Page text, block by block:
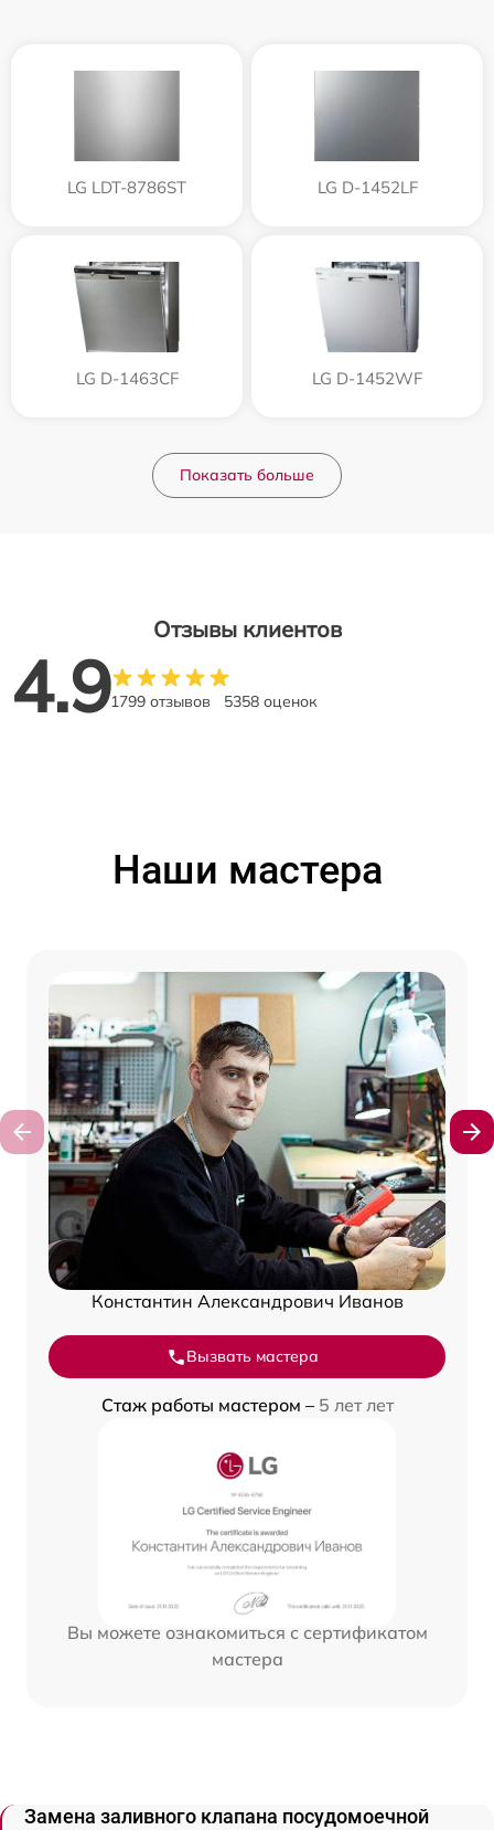
LG LDT-8786ST LG D-1452LF
LG D-1463CF LG D-1452WF
Показать больше
Отзывы клиентов
4.91799 отзывов 5358 оценок
Наши мастера
Константин Александрович Иванов
Вызвать мастера
Стаж работы мастером – 5 лет лет
Вы можете ознакомиться с сертификатом
мастера
Замена заливного клапана посудомоечной